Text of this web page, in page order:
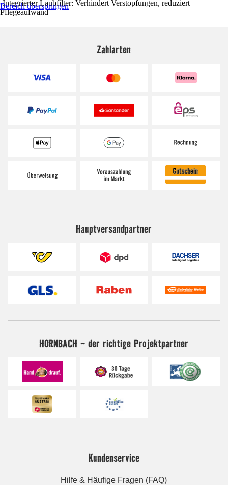
-Integrierter Laubfilter: Verhindert Verstopfungen, reduziert
Pflegeaufwand
Bereich überspringen
Zahlarten
Hauptversandpartner
HORNBACH - der richtige Projektpartner
Kundenservice
Hilfe & Häufige Fragen (FAQ)